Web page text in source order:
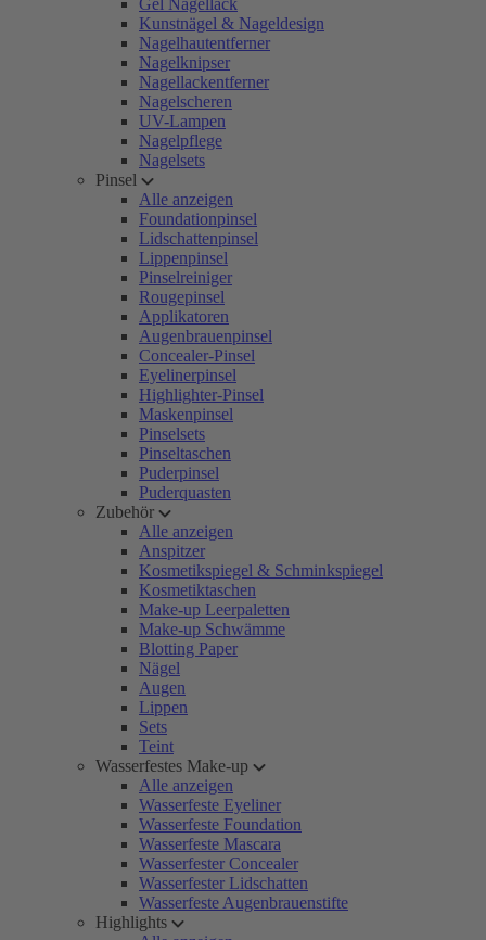
Gel Nagellack
Kunstnägel & Nageldesign
Nagelhautentferner
Nagelknipser
Nagellackentferner
Nagelscheren
UV-Lampen
Nagelpflege
Nagelsets
Pinsel
Alle anzeigen
Foundationpinsel
Lidschattenpinsel
Lippenpinsel
Pinselreiniger
Rougepinsel
Applikatoren
Augenbrauenpinsel
Concealer-Pinsel
Eyelinerpinsel
Highlighter-Pinsel
Maskenpinsel
Pinselsets
Pinseltaschen
Puderpinsel
Puderquasten
Zubehör
Alle anzeigen
Anspitzer
Kosmetikspiegel & Schminkspiegel
Kosmetiktaschen
Make-up Leerpaletten
Make-up Schwämme
Blotting Paper
Nägel
Augen
Lippen
Sets
Teint
Wasserfestes Make-up
Alle anzeigen
Wasserfeste Eyeliner
Wasserfeste Foundation
Wasserfeste Mascara
Wasserfester Concealer
Wasserfester Lidschatten
Wasserfeste Augenbrauenstifte
Highlights